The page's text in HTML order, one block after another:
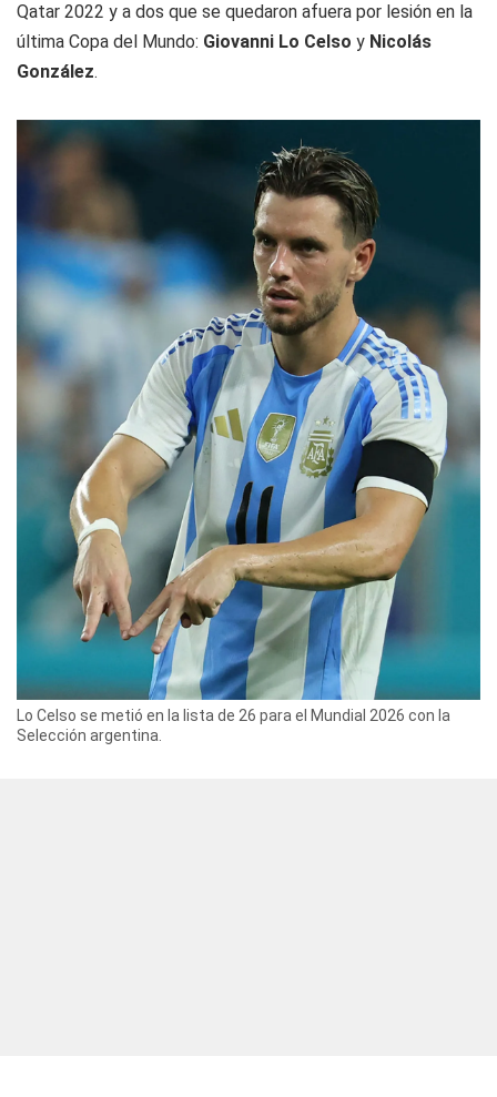
Qatar 2022 y a dos que se quedaron afuera por lesión en la
última Copa del Mundo: Giovanni Lo Celso y Nicolás
González.
Lo Celso se metió en la lista de 26 para el Mundial 2026 con la
Selección argentina.